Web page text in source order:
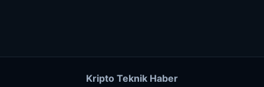
Kripto Teknik Haber